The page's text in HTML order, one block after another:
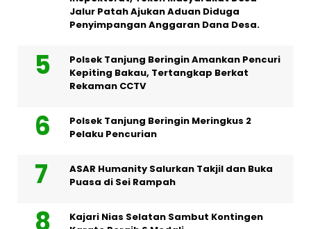
Jalur Patah Ajukan Aduan Diduga
Penyimpangan Anggaran Dana Desa.
Polsek Tanjung Beringin Amankan Pencuri
Kepiting Bakau, Tertangkap Berkat
Rekaman CCTV
Polsek Tanjung Beringin Meringkus 2
Pelaku Pencurian
ASAR Humanity Salurkan Takjil dan Buka
Puasa di Sei Rampah
Kajari Nias Selatan Sambut Kontingen